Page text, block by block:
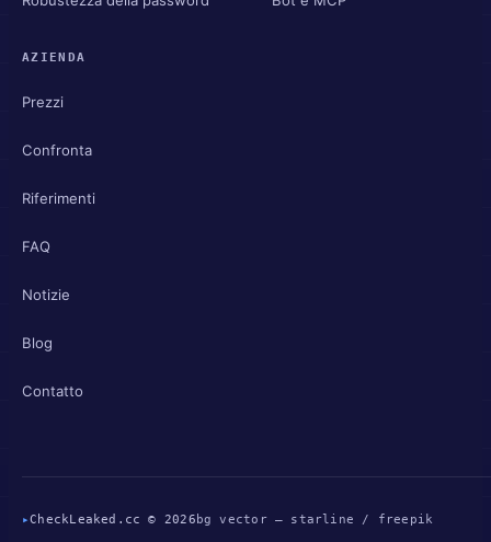
AZIENDA
Prezzi
Confronta
Riferimenti
FAQ
Notizie
Blog
Contatto
▸CheckLeaked.cc © 2026 bg vector — starline / freepik